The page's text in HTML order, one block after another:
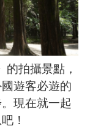
拍攝景點，
遊客必遊的
現在就一起
！